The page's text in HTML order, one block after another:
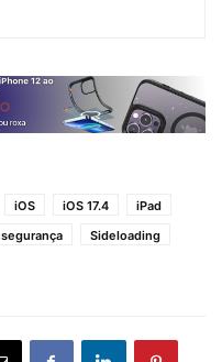
iOS iOS 17.4
iPad
segurança
Sideloading